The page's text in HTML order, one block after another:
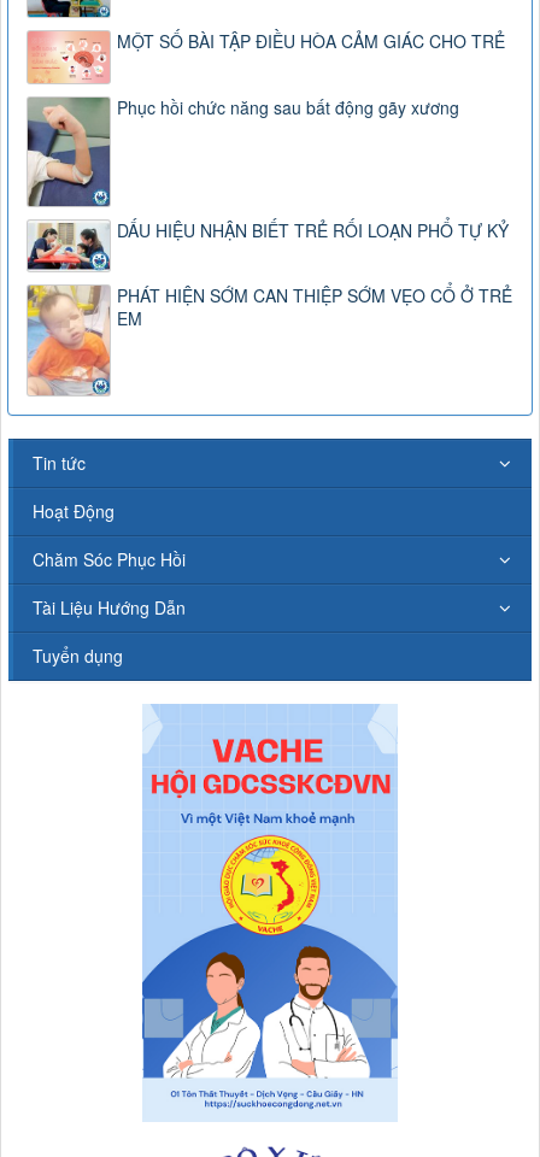
MỘT SỐ BÀI TẬP ĐIỀU HÒA CẢM GIÁC CHO TRẺ
Phục hồi chức năng sau bất động gãy xương
DẤU HIỆU NHẬN BIẾT TRẺ RỐI LOẠN PHỔ TỰ KỶ
PHÁT HIỆN SỚM CAN THIỆP SỚM VẸO CỔ Ở TRẺ
EM
Tin tức
Hoạt Động
Chăm Sóc Phục Hồi
Tài Liệu Hướng Dẫn
Tuyển dụng